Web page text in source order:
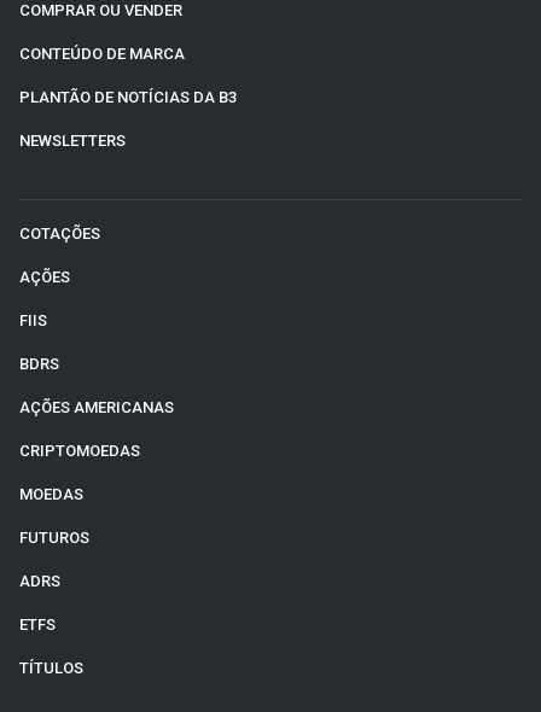
COMPRAR OU VENDER
CONTEÚDO DE MARCA
PLANTÃO DE NOTÍCIAS DA B3
NEWSLETTERS
COTAÇÕES
AÇÕES
FIIS
BDRS
AÇÕES AMERICANAS
CRIPTOMOEDAS
MOEDAS
FUTUROS
ADRS
ETFS
TÍTULOS